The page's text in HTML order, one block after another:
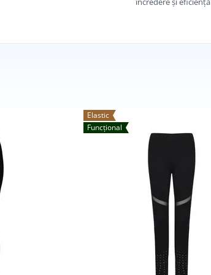
Elastic
Funcțional